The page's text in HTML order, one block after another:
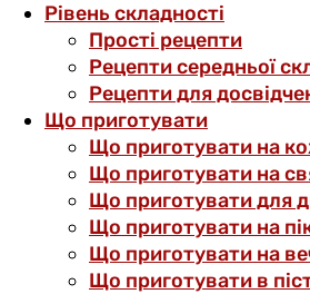
Рівень складності
Прості рецепти
Рецепти середньої
Рецепти для
Що приготувати
Що приготувати на
Що приготувати на
Що приготувати для
Що приготувати на
Що приготувати на
Що приготувати в